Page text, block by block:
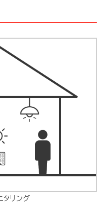
タリング